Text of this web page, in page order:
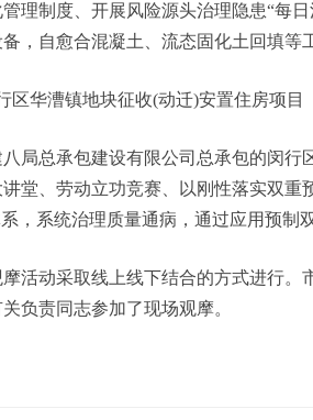
理制度、开展风险源头治理隐患“每
备，自愈合混凝土、流态固化土回填等
华漕镇地块征收(动迁)安置住房项目
总承包建设有限公司总承包的闵行区
堂、劳动立功竞赛、以刚性落实双重
系，系统治理质量通病，通过应用预
动采取线上线下结合的方式进行。
负责同志参加了现场观摩。